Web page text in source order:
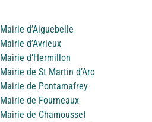
Mairie d’Aiguebelle
Mairie d’Avrieux
Mairie d’Hermillon
Mairie de St Martin d’Arc
Mairie de Pontamafrey
Mairie de Fourneaux
Mairie de Chamousset